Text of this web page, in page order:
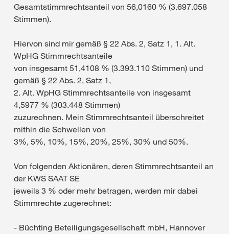
Gesamtstimmrechtsanteil von 56,0160 % (3.697.058
Stimmen).
Hiervon sind mir gemäß § 22 Abs. 2, Satz 1, 1. Alt.
WpHG Stimmrechtsanteile
von insgesamt 51,4108 % (3.393.110 Stimmen) und
gemäß § 22 Abs. 2, Satz 1,
2. Alt. WpHG Stimmrechtsanteile von insgesamt
4,5977 % (303.448 Stimmen)
zuzurechnen. Mein Stimmrechtsanteil überschreitet
mithin die Schwellen von
3%, 5%, 10%, 15%, 20%, 25%, 30% und 50%.
Von folgenden Aktionären, deren Stimmrechtsanteil an
der KWS SAAT SE
jeweils 3 % oder mehr betragen, werden mir dabei
Stimmrechte zugerechnet:
- Büchting Beteiligungsgesellschaft mbH, Hannover